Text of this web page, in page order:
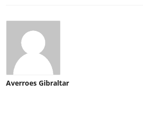
Averroes Gibraltar